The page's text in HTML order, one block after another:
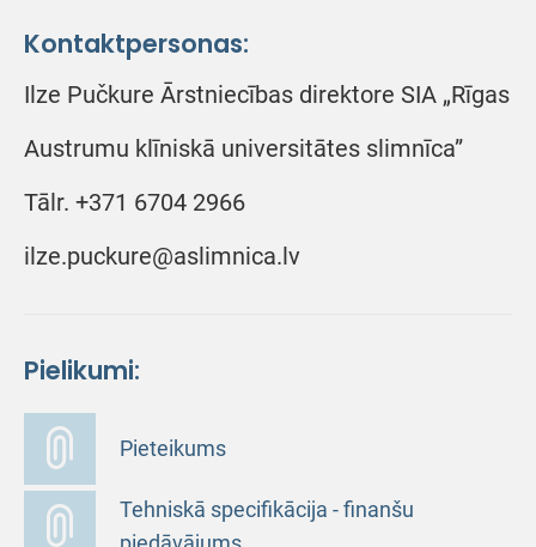
Kontaktpersonas:
Ilze Pučkure Ārstniecības direktore SIA „Rīgas
Austrumu klīniskā universitātes slimnīca”
Tālr. +371 6704 2966
ilze.puckure@aslimnica.lv
Pielikumi:
Pieteikums
Tehniskā specifikācija - finanšu